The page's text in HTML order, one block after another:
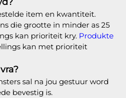
item en kwantiteit.
die grootte in minder as 25
kan prioriteit kry. Produkte
kan met prioriteit
sal na jou gestuur word
bevestig is.